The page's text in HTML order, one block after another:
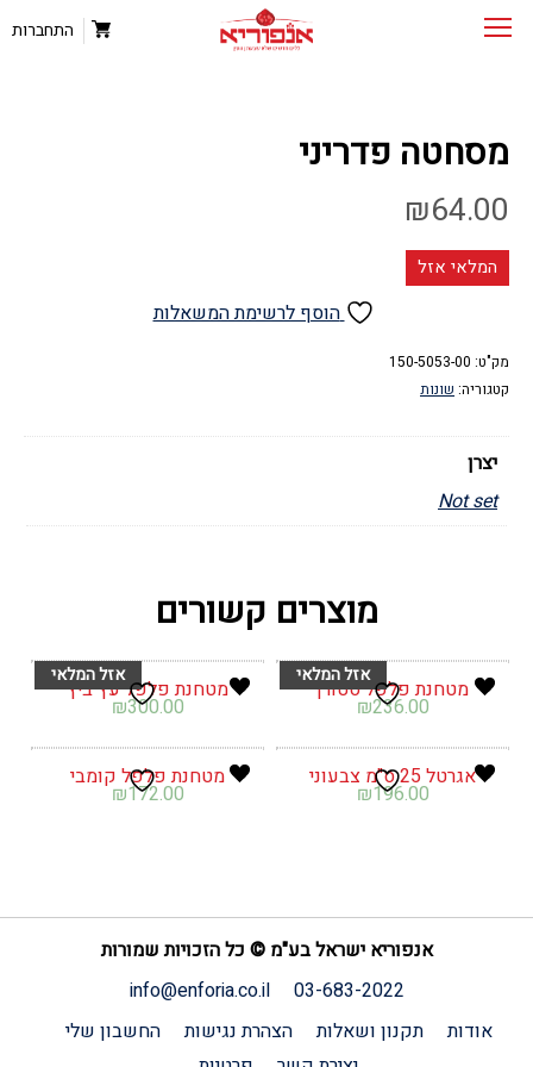
התחברות
מסחטה פדריני
₪64.00
המלאי אזל
הוסף לרשימת המשאלות
מק"ט: 150-5053-00
קטגוריה: שונות
יצרן
Not set
מוצרים קשורים
מטחנת פלפל סטורן
₪236.00
מטחנת פלפל עץ ביץ
₪300.00
אגרטל 25 ס"מ צבעוני
₪196.00
מטחנת פלפל קומבי
₪172.00
אנפוריא ישראל בע"מ © כל הזכויות שמורות
03-683-2022
info@enforia.co.il
אודות
תקנון ושאלות הצהרת נגישות
החשבון שלי